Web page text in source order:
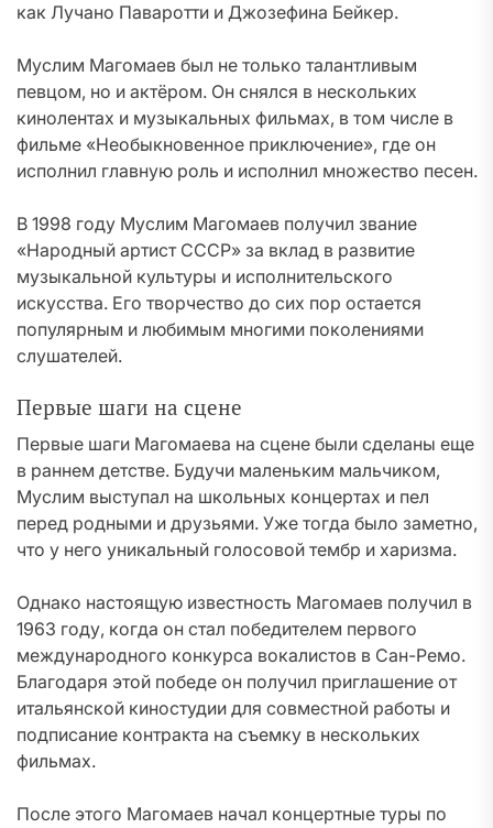
как Лучано Паваротти и Джозефина Бейкер.
Муслим Магомаев был не только талантливым
певцом, но и актёром. Он снялся в нескольких
кинолентах и музыкальных фильмах, в том числе в
фильме «Необыкновенное приключение», где он
исполнил главную роль и исполнил множество песен.
В 1998 году Муслим Магомаев получил звание
«Народный артист СССР» за вклад в развитие
музыкальной культуры и исполнительского
искусства. Его творчество до сих пор остается
популярным и любимым многими поколениями
слушателей.
Первые шаги на сцене
Первые шаги Магомаева на сцене были сделаны еще
в раннем детстве. Будучи маленьким мальчиком,
Муслим выступал на школьных концертах и пел
перед родными и друзьями. Уже тогда было заметно,
что у него уникальный голосовой тембр и харизма.
Однако настоящую известность Магомаев получил в
1963 году, когда он стал победителем первого
международного конкурса вокалистов в Сан-Ремо.
Благодаря этой победе он получил приглашение от
итальянской киностудии для совместной работы и
подписание контракта на съемку в нескольких
фильмах.
После этого Магомаев начал концертные туры по